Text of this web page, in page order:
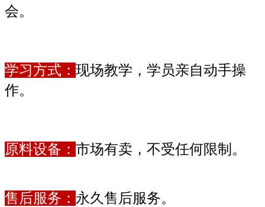
会。
学习方式： 现场教学，学员亲自动手操
作。
原料设备： 市场有卖，不受任何限制。
售后服务： 永久售后服务。